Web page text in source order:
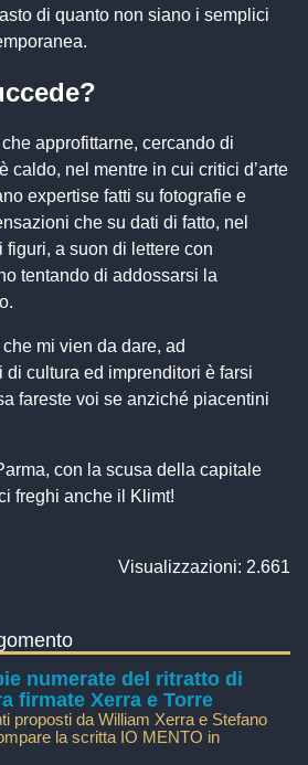
di quanto non siano i semplici
approfittarne, cercando di
caldo, nel mentre in cui critici d’arte
expertise fatti su fotografie e
che su dati di fatto, nel
figuri, a suon di lettere con
tentando di addossarsi la
mi vien da dare, ad
di cultura ed imprenditori è farsi
fareste voi se anziché piacentini
con la scusa della capitale
freghi anche il Klimt!
Visualizzazioni: 2.661
numerate del ritratto di
firmate Xerra e Torre
proposti da William Xerra e Stefano
la scritta IO MENTO in